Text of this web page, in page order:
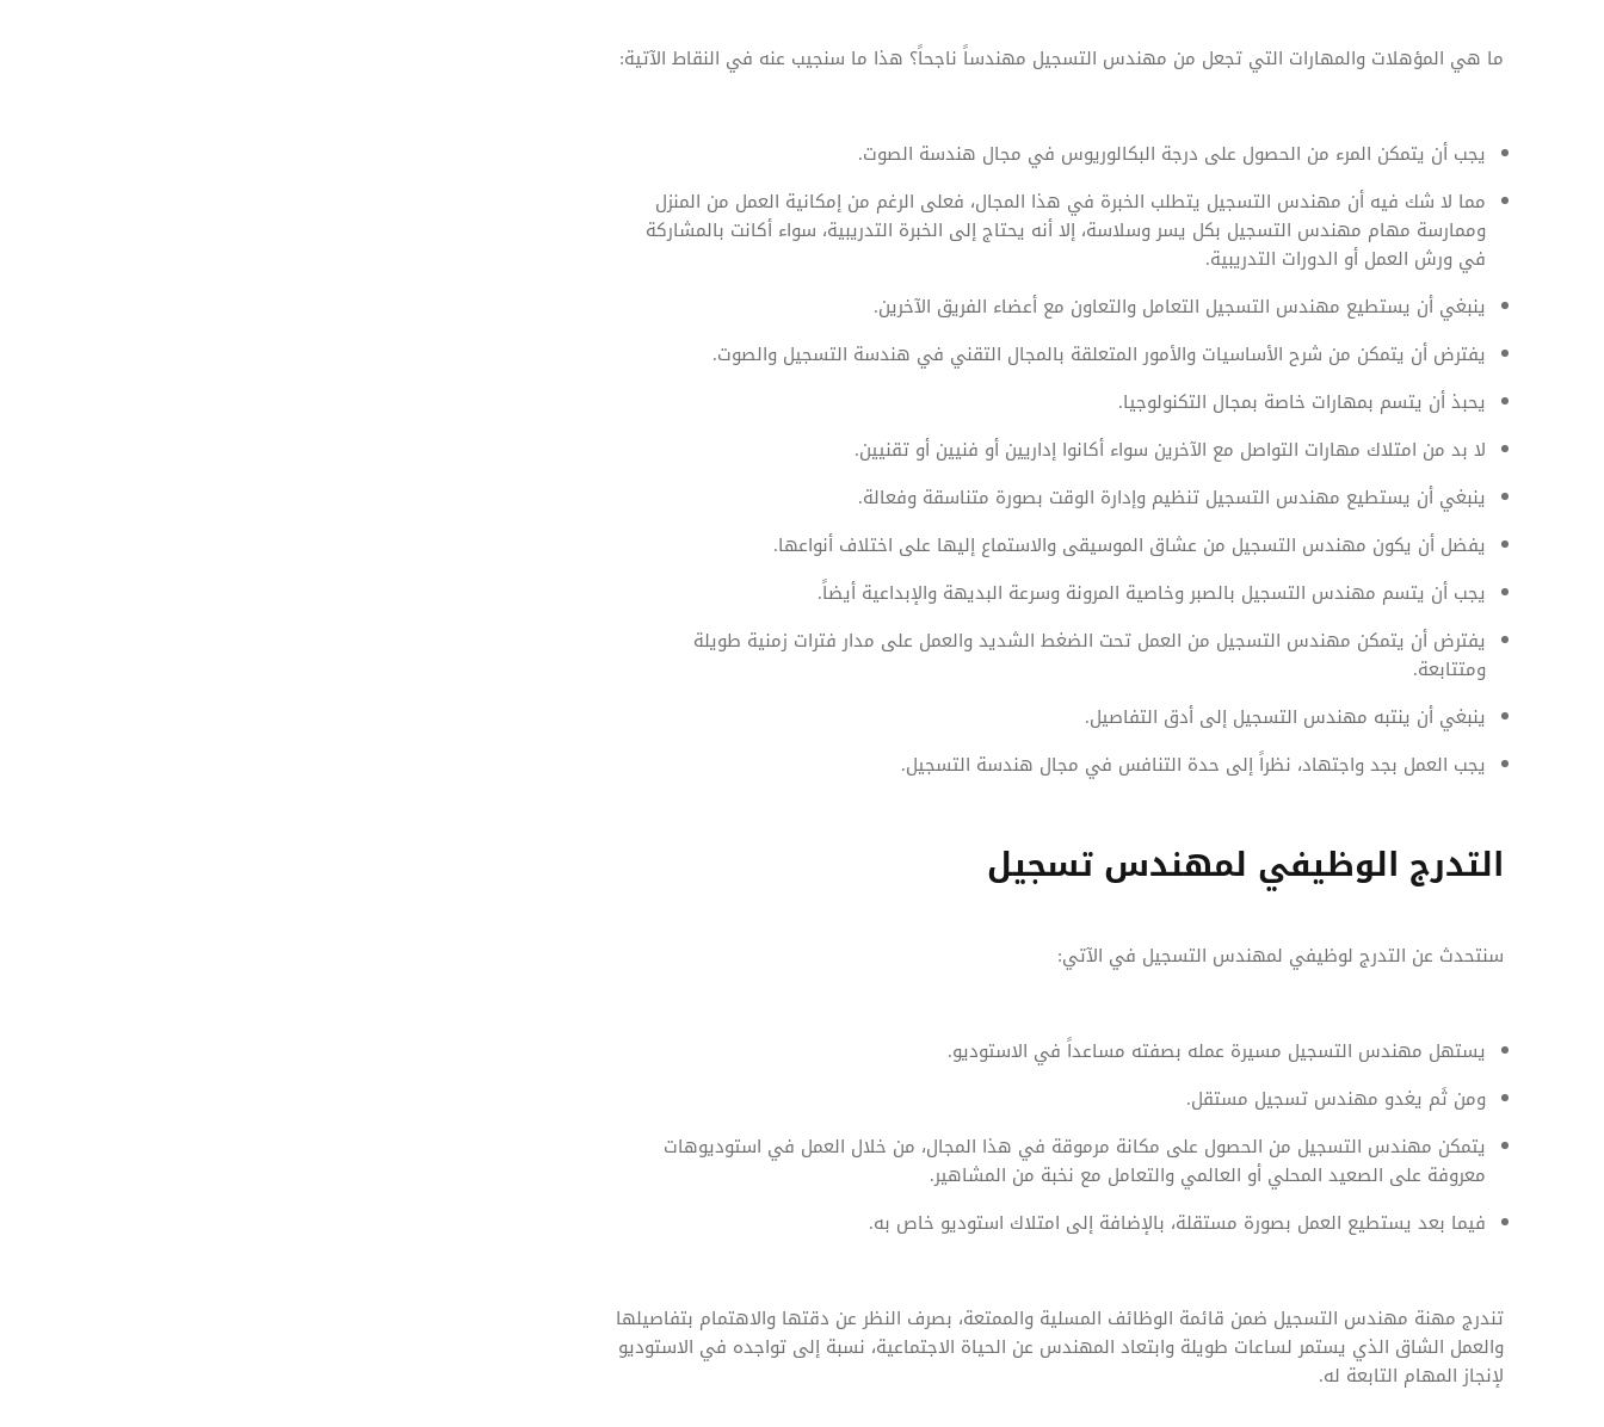
ما هي المؤهلات والمهارات التي تجعل من مهندس التسجيل مهندساً ناجحاً؟ هذا ما سنجيب عنه في النقاط الآتية:
يجب أن يتمكن المرء من الحصول على درجة البكالوريوس في مجال هندسة الصوت.
مما لا شك فيه أن مهندس التسجيل يتطلب الخبرة في هذا المجال، فعلى الرغم من إمكانية العمل من المنزل
وممارسة مهام مهندس التسجيل بكل يسر وسلاسة، إلا أنه يحتاج إلى الخبرة التدريبية، سواء أكانت بالمشاركة
في ورش العمل أو الدورات التدريبية.
ينبغي أن يستطيع مهندس التسجيل التعامل والتعاون مع أعضاء الفريق الآخرين.
يفترض أن يتمكن من شرح الأساسيات والأمور المتعلقة بالمجال التقني في هندسة التسجيل والصوت.
يحبذ أن يتسم بمهارات خاصة بمجال التكنولوجيا.
لا بد من امتلاك مهارات التواصل مع الآخرين سواء أكانوا إداريين أو فنيين أو تقنيين.
ينبغي أن يستطيع مهندس التسجيل تنظيم وإدارة الوقت بصورة متناسقة وفعالة.
يفضل أن يكون مهندس التسجيل من عشاق الموسيقى والاستماع إليها على اختلاف أنواعها.
يجب أن يتسم مهندس التسجيل بالصبر وخاصية المرونة وسرعة البديهة والإبداعية أيضاً.
يفترض أن يتمكن مهندس التسجيل من العمل تحت الضغط الشديد والعمل على مدار فترات زمنية طويلة
ومتتابعة.
ينبغي أن ينتبه مهندس التسجيل إلى أدق التفاصيل.
يجب العمل بجد واجتهاد، نظراً إلى حدة التنافس في مجال هندسة التسجيل.
التدرج الوظيفي لمهندس تسجيل
سنتحدث عن التدرج لوظيفي لمهندس التسجيل في الآتي:
يستهل مهندس التسجيل مسيرة عمله بصفته مساعداً في الاستوديو.
ومن ثَم يغدو مهندس تسجيل مستقل.
يتمكن مهندس التسجيل من الحصول على مكانة مرموقة في هذا المجال، من خلال العمل في استوديوهات
معروفة على الصعيد المحلي أو العالمي والتعامل مع نخبة من المشاهير.
فيما بعد يستطيع العمل بصورة مستقلة، بالإضافة إلى امتلاك استوديو خاص به.
تندرج مهنة مهندس التسجيل ضمن قائمة الوظائف المسلية والممتعة، بصرف النظر عن دقتها والاهتمام بتفاصيلها
والعمل الشاق الذي يستمر لساعات طويلة وابتعاد المهندس عن الحياة الاجتماعية، نسبة إلى تواجده في الاستوديو
لإنجاز المهام التابعة له.